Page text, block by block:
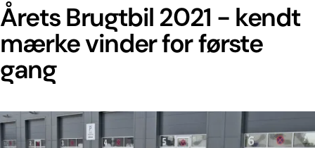
Årets Brugtbil 2021 - kendt
mærke vinder for første
gang